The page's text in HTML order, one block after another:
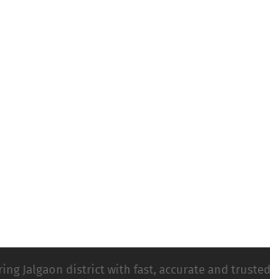
Jalgaon district with fast, accurate and trusted